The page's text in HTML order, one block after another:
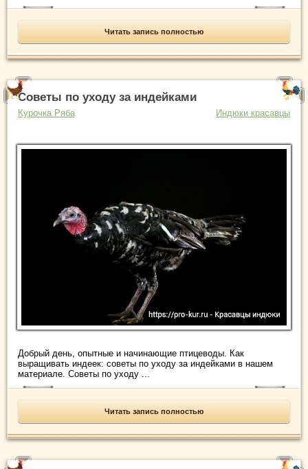
Читать запись полностью
Советы по уходу за индейками
Курочка Ряба Индюки красавцы
Добрый день, опытные и начинающие птицеводы. Как
выращивать индеек: советы по уходу за индейками в нашем
материале. Советы по уходу ...
Читать запись полностью